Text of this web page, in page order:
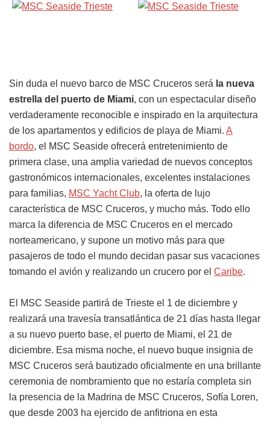
Sin duda el nuevo barco de MSC Cruceros será la nueva
estrella del puerto de Miami, con un espectacular diseño
verdaderamente reconocible e inspirado en la arquitectura
de los apartamentos y edificios de playa de Miami. A
bordo, el MSC Seaside ofrecerá entretenimiento de
primera clase, una amplia variedad de nuevos conceptos
gastronómicos internacionales, excelentes instalaciones
para familias, MSC Yacht Club, la oferta de lujo
característica de MSC Cruceros, y mucho más. Todo ello
marca la diferencia de MSC Cruceros en el mercado
norteamericano, y supone un motivo más para que
pasajeros de todo el mundo decidan pasar sus vacaciones
tomando el avión y realizando un crucero por el Caribe.
El MSC Seaside partirá de Trieste el 1 de diciembre y
realizará una travesía transatlántica de 21 días hasta llegar
a su nuevo puerto base, el puerto de Miami, el 21 de
diciembre. Esa misma noche, el nuevo buque insignia de
MSC Cruceros será bautizado oficialmente en una brillante
ceremonia de nombramiento que no estaría completa sin
la presencia de la Madrina de MSC Cruceros, Sofía Loren,
que desde 2003 ha ejercido de anfitriona en esta